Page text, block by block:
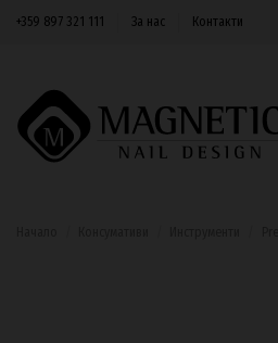
+359 897 321 111 За нас Контакти